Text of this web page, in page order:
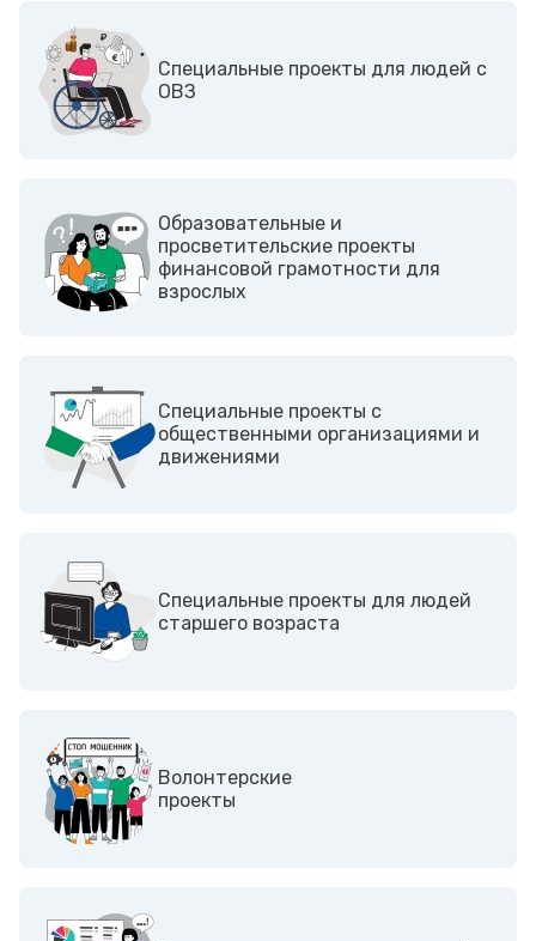
Cпециальные проекты для людей с
ОВЗ
Образовательные и
просветительские проекты
финансовой грамотности для
взрослых
Cпециальные проекты с
общественными организациями и
движениями
Специальные проекты для людей
старшего возраста
Волонтерские
проекты